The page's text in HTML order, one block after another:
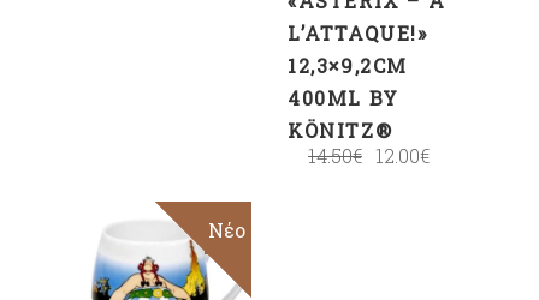
L’ATTAQUE!»
12,3×9,2CM
400ML BY
KÖNITZ®
14.50€ 12.00€
Sale
Νέο
ΠΡΟΣΘΉΚΗ
ΣΤΟ